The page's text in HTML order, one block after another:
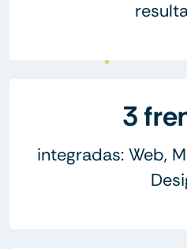
3
integradas: Web,